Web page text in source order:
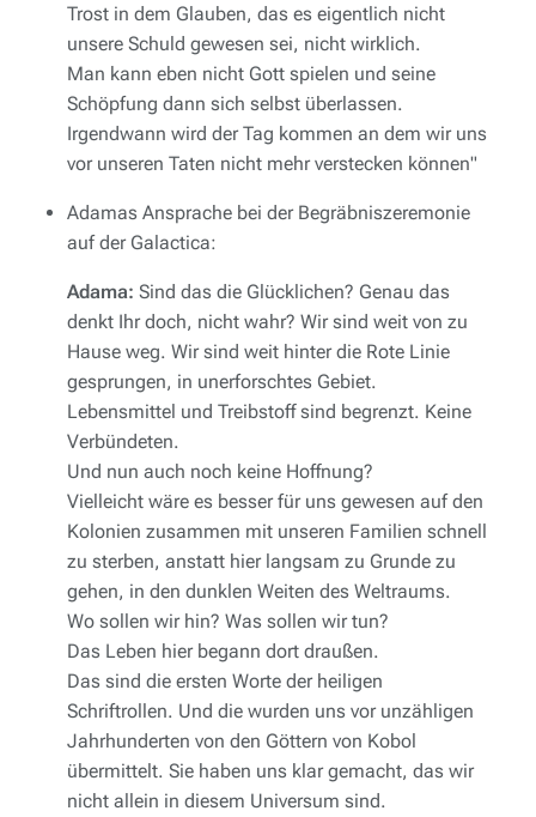
Trost in dem Glauben, das es eigentlich nicht
unsere Schuld gewesen sei, nicht wirklich.
Man kann eben nicht Gott spielen und seine
Schöpfung dann sich selbst überlassen.
Irgendwann wird der Tag kommen an dem wir uns
vor unseren Taten nicht mehr verstecken können"
Adamas Ansprache bei der Begräbniszeremonie
auf derGalactica:
Adama: Sind das die Glücklichen? Genau das
denkt Ihr doch, nicht wahr? Wir sind weit von zu
Hause weg. Wir sind weit hinter die Rote Linie
gesprungen, in unerforschtes Gebiet.
Lebensmittel und Treibstoff sind begrenzt. Keine
Verbündeten.
Und nun auch noch keine Hoffnung?
Vielleicht wäre es besser für uns gewesen auf den
Kolonien zusammen mit unseren Familien schnell
zu sterben, anstatt hier langsam zu Grunde zu
gehen, in den dunklen Weiten des Weltraums.
Wo sollen wir hin? Was sollen wir tun?
Das Leben hier begann dort draußen.
Das sind die ersten Worte der heiligen
Schriftrollen. Und die wurden uns vor unzähligen
Jahrhunderten von den Göttern von Kobol
übermittelt. Sie haben uns klar gemacht, das wir
nicht allein in diesem Universum sind.